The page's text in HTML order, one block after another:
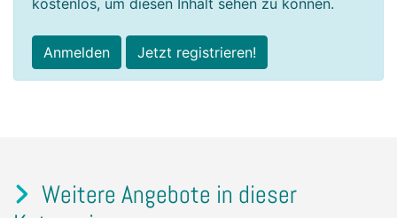
kostenlos, um diesen Inhalt sehen zu können.
Anmelden Jetzt registrieren!
Weitere Angebote in dieser